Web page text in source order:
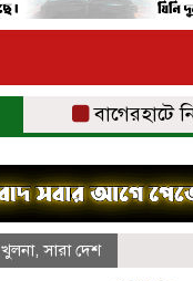
বাগেরহাটে
খুলনা,সারা দেশ